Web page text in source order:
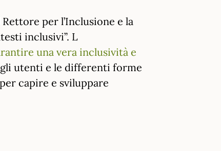
per l’Inclusione e la
inclusivi”. L
una vera inclusività e
utenti e le differenti forme
capire e sviluppare